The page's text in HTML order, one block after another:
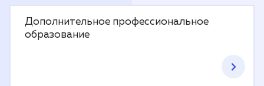
Дополнительное профессиональное
образование